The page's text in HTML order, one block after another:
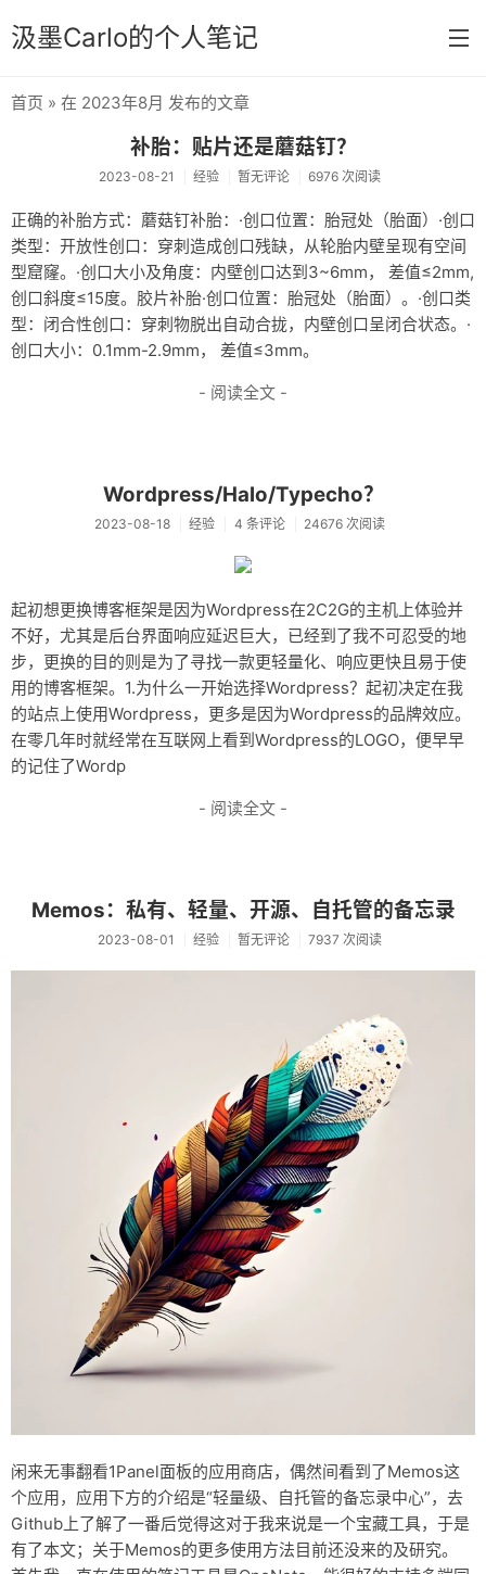
汲墨Carlo的个人笔记
分类
经验
感想
文章
相册
Memos
首页 » 在 2023年8月 发布的文章
补胎：贴片还是蘑菇钉？
2023-08-21 经验 暂无评论 6976 次阅读
正确的补胎方式：蘑菇钉补胎：·创口位置：胎冠处（胎面）·创口
类型：开放性创口：穿刺造成创口残缺，从轮胎内壁呈现有空间
型窟窿。·创口大小及角度：内壁创口达到3~6mm， 差值≤2mm,
创口斜度≤15度。胶片补胎·创口位置：胎冠处（胎面）。·创口类
型：闭合性创口：穿刺物脱出自动合拢，内壁创口呈闭合状态。·
创口大小：0.1mm-2.9mm， 差值≤3mm。
- 阅读全文 -
Wordpress/Halo/Typecho？
2023-08-18 经验 4 条评论 24676 次阅读
起初想更换博客框架是因为Wordpress在2C2G的主机上体验并
不好，尤其是后台界面响应延迟巨大，已经到了我不可忍受的地
步，更换的目的则是为了寻找一款更轻量化、响应更快且易于使
用的博客框架。1.为什么一开始选择Wordpress？起初决定在我
的站点上使用Wordpress，更多是因为Wordpress的品牌效应。
在零几年时就经常在互联网上看到Wordpress的LOGO，便早早
的记住了Wordp
- 阅读全文 -
Memos：私有、轻量、开源、自托管的备忘录
2023-08-01 经验 暂无评论 7937 次阅读
闲来无事翻看1Panel面板的应用商店，偶然间看到了Memos这
个应用，应用下方的介绍是“轻量级、自托管的备忘录中心”，去
Github上了解了一番后觉得这对于我来说是一个宝藏工具，于是
有了本文；关于Memos的更多使用方法目前还没来的及研究。